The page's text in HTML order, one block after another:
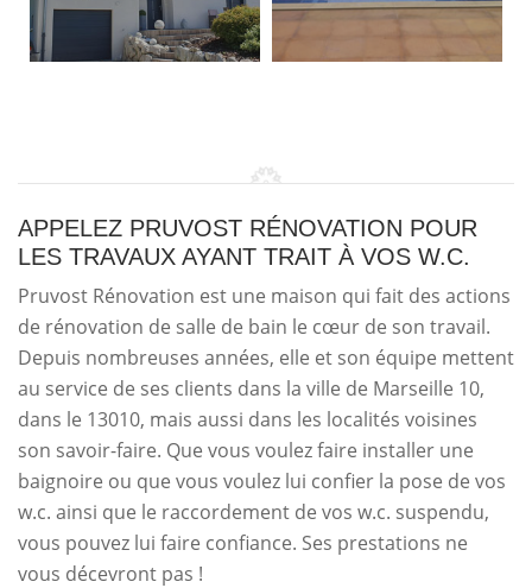
APPELEZ PRUVOST RÉNOVATION POUR
LES TRAVAUX AYANT TRAIT À VOS W.C.
Pruvost Rénovation est une maison qui fait des actions
de rénovation de salle de bain le cœur de son travail.
Depuis nombreuses années, elle et son équipe mettent
au service de ses clients dans la ville de Marseille 10,
dans le 13010, mais aussi dans les localités voisines
son savoir-faire. Que vous voulez faire installer une
baignoire ou que vous voulez lui confier la pose de vos
w.c. ainsi que le raccordement de vos w.c. suspendu,
vous pouvez lui faire confiance. Ses prestations ne
vous décevront pas !